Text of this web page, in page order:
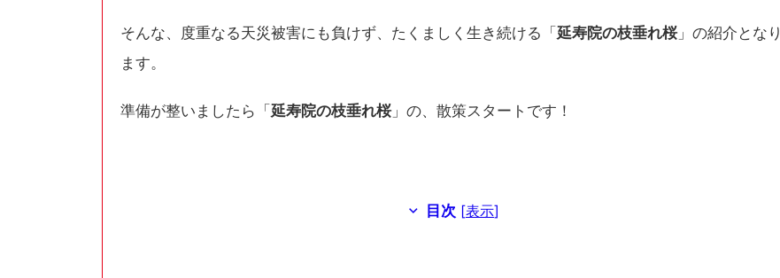
そんな、度重なる天災被害にも負けず、たくましく生き続ける「 延寿院の枝垂れ桜」の紹介となり
ます。
準備が整いましたら「 延寿院の枝垂れ桜」の、散策スタートです！
目次 [表示]